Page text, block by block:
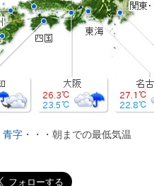
青字 ・・・朝までの最低気温